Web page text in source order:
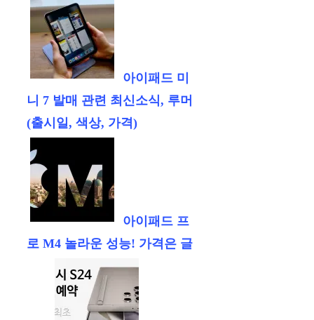
아이패드 미
니 7 발매 관련 최신소식, 루머
(출시일, 색상, 가격)
아이패드 프
로 M4 놀라운 성능! 가격은 글